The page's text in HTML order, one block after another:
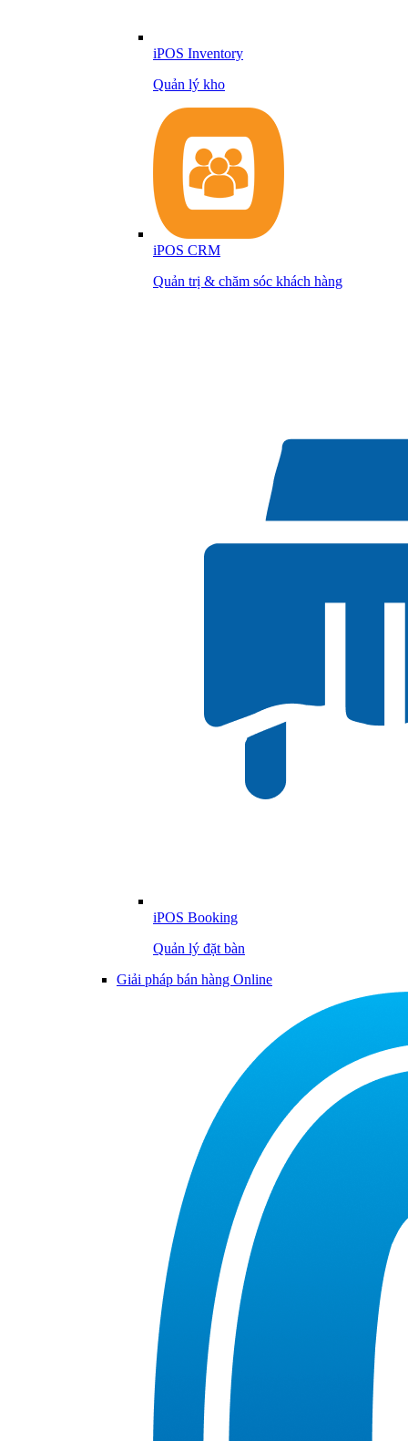
iPOS Inventory
Quản lý kho
iPOS CRM
Quản trị & chăm sóc khách hàng
iPOS Booking
Quản lý đặt bàn
Giải pháp bán hàng Online